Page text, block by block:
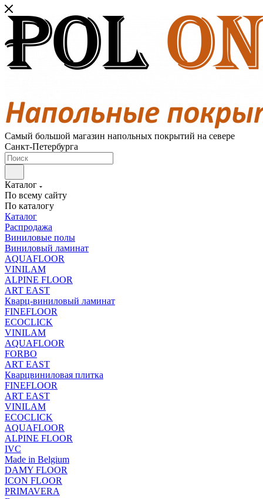
Самый большой магазин напольных покрытий на севере
Санкт-Петербурга
Каталог
По всему сайту
По каталогу
Каталог
Распродажа
Виниловые полы
Виниловый ламинат
AQUAFLOOR
VINILAM
ALPINE FLOOR
ART EAST
Кварц-виниловый ламинат
FINEFLOOR
ECOCLICK
VINILAM
AQUAFLOOR
FORBO
ART EAST
Кварцвиниловая плитка
FINEFLOOR
ART EAST
VINILAM
ECOCLICK
AQUAFLOOR
ALPINE FLOOR
IVC
Made in Belgium
DAMY FLOOR
ICON FLOOR
PRIMAVERA